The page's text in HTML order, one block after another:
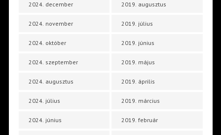
2024. december
2024. november
2024. október
2024. szeptember
2024. augusztus
2024. július
2024. június
2019. augusztus
2019. július
2019. június
2019. május
2019. április
2019. március
2019. február